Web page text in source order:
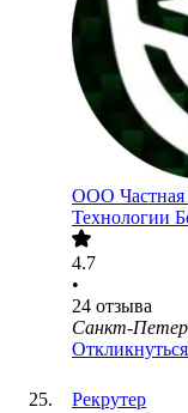
ООО
Технологии
4.7
•
24 отзыва
Санкт-
Откликнуться
Рекрутер